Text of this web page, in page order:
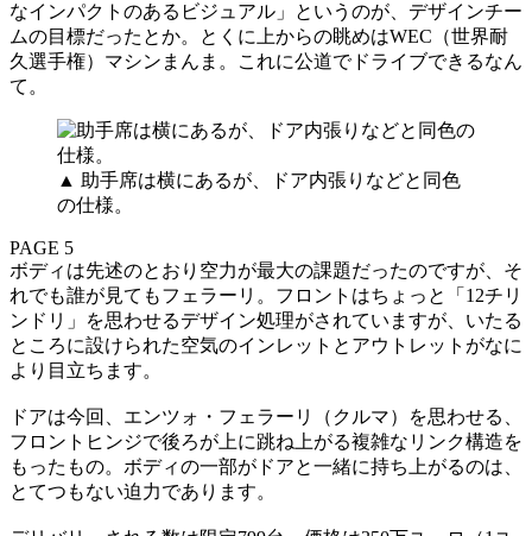
なインパクトのあるビジュアル」というのが、デザインチー
ムの目標だったとか。とくに上からの眺めはWEC（世界耐
久選手権）マシンまんま。これに公道でドライブできるなん
て。
▲ 助手席は横にあるが、ドア内張りなどと同色
の仕様。
PAGE 5
ボディは先述のとおり空力が最大の課題だったのですが、そ
れでも誰が見てもフェラーリ。フロントはちょっと「12チリ
ンドリ」を思わせるデザイン処理がされていますが、いたる
ところに設けられた空気のインレットとアウトレットがなに
より目立ちます。
ドアは今回、エンツォ・フェラーリ（クルマ）を思わせる、
フロントヒンジで後ろが上に跳ね上がる複雑なリンク構造を
もったもの。ボディの一部がドアと一緒に持ち上がるのは、
とてつもない迫力であります。